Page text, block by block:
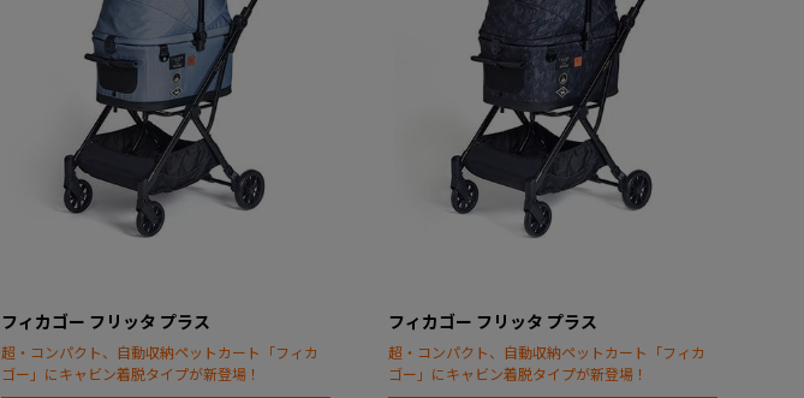
フィカゴー フリッタ プラス
超・コンパクト、自動収納ペットカート「フィカ
ゴー」にキャビン着脱タイプが新登場！
フィカゴー フリッタ プラス
超・コンパクト、自動収納ペットカート「フィカ
ゴー」にキャビン着脱タイプが新登場！